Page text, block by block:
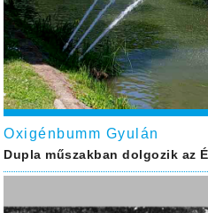
Oxigénbumm Gyulán
Dupla műszakban dolgozik az